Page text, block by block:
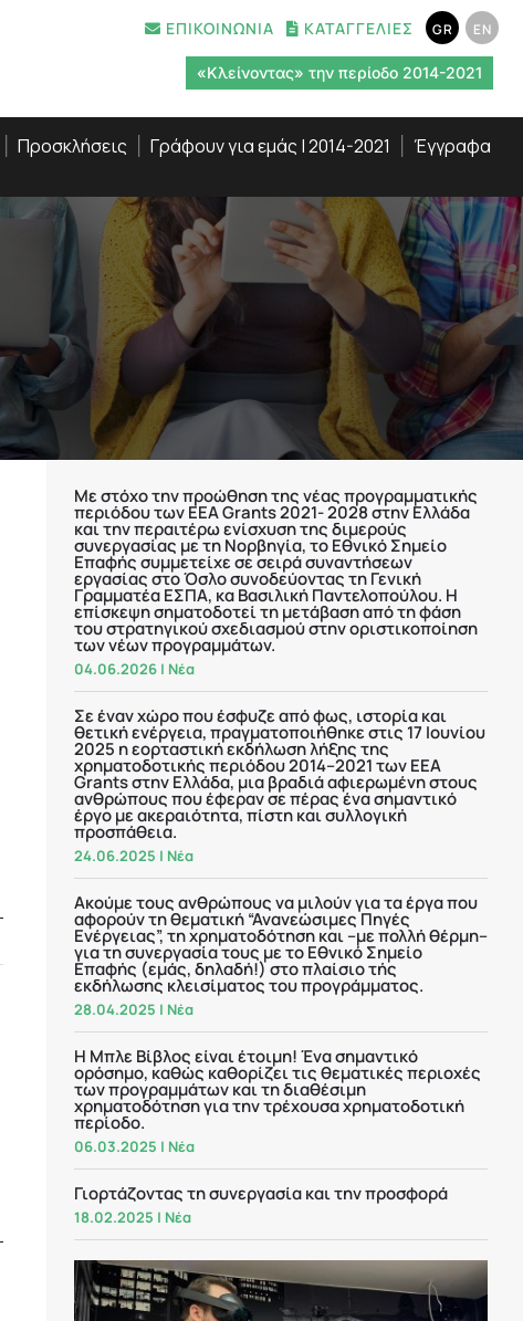
ΕΠΙΚΟΙΝΩΝΙΑ ΚΑΤΑΓΓΕΛΙΕΣ GR EN
«Κλείνοντας» την περίοδο 2014-2021
Προσκλήσεις Γράφουν για εμάς | 2014-2021 Έγγραφα
Με στόχο την προώθηση της νέας προγραμματικής
περιόδου των EEA Grants 2021- 2028 στην Ελλάδα
και την περαιτέρω ενίσχυση της διμερούς
συνεργασίας με τη Νορβηγία, το Εθνικό Σημείο
Επαφής συμμετείχε σε σειρά συναντήσεων
εργασίας στο Όσλο συνοδεύοντας τη Γενική
Γραμματέα ΕΣΠΑ, κα Βασιλική Παντελοπούλου. Η
επίσκεψη σηματοδοτεί τη μετάβαση από τη φάση
του στρατηγικού σχεδιασμού στην οριστικοποίηση
των νέων προγραμμάτων.
04.06.2026| Νέα
Σε έναν χώρο που έσφυζε από φως, ιστορία και
θετική ενέργεια, πραγματοποιήθηκε στις 17 Ιουνίου
2025 η εορταστική εκδήλωση λήξης της
χρηματοδοτικής περιόδου 2014–2021 των EEA
Grants στην Ελλάδα, μια βραδιά αφιερωμένη στους
ανθρώπους που έφεραν σε πέρας ένα σημαντικό
έργο με ακεραιότητα, πίστη και συλλογική
προσπάθεια.
24.06.2025 | Νέα
Ακούμε τους ανθρώπους να μιλούν για τα έργα που
αφορούν τη θεματική “Ανανεώσιμες Πηγές
Ενέργειας”, τη χρηματοδότηση και –με πολλή θέρμη–
για τη συνεργασία τους με το Εθνικό Σημείο
Επαφής (εμάς, δηλαδή!) στο πλαίσιο τής
εκδήλωσης κλεισίματος του προγράμματος.
28.04.2025 | Νέα
Η Μπλε Βίβλος είναι έτοιμη! Ένα σημαντικό
ορόσημο, καθώς καθορίζει τις θεματικές περιοχές
των προγραμμάτων και τη διαθέσιμη
χρηματοδότηση για την τρέχουσα χρηματοδοτική
περίοδο.
06.03.2025 | Νέα
Γιορτάζοντας τη συνεργασία και την προσφορά
18.02.2025 | Νέα